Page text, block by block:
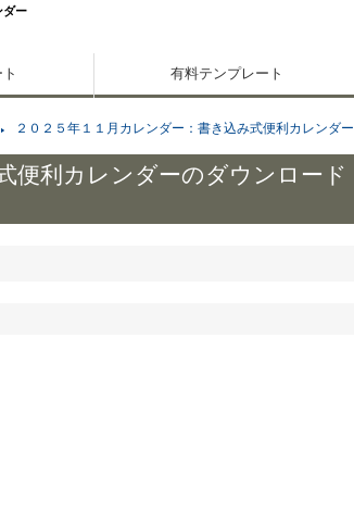
ダー
有料テンプレート
２０２５年１１月カレンダー：書き込み式便利カレンダー
便利カレンダーのダウンロード